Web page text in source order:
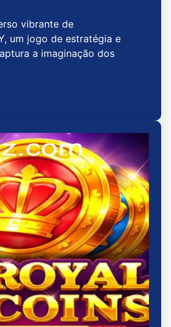
vibrante de
um jogo de estratégia e
a imaginação dos